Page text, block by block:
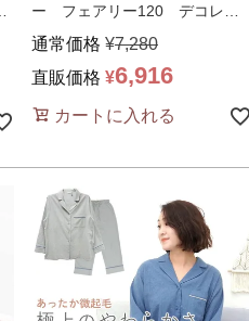
ー フェアリー120 デコレー
ション インテリア
通常価格 ¥7,280
直販価格 ¥6,916
カートに入れる